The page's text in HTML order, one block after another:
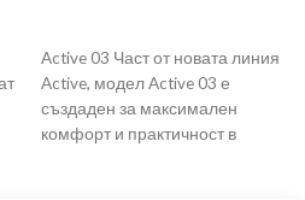
Active 03 Част от новата линия
Active, модел Active 03 е
създаден за максимален
комфорт и практичност в